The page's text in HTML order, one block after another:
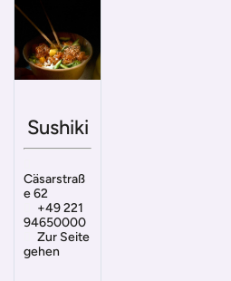
Sushiki
Cäsarstraß
e 62
+49 221
94650000
Zur Seite
gehen